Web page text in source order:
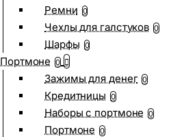
Ремни 0
Чехлы для галстуков 0
Шарфы 0
Портмоне 0
Зажимы для денег 0
Кредитницы 0
Наборы с портмоне 0
Портмоне 0